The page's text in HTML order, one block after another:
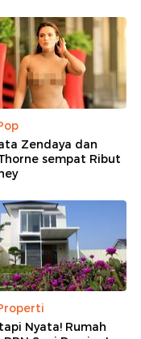
Zendaya dan
sempat Ribut
Nyata! Rumah